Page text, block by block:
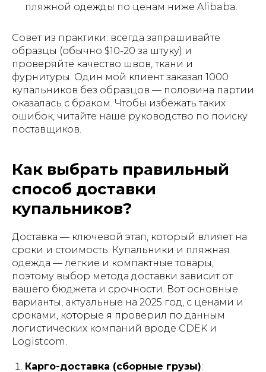
пляжной одежды по ценам ниже Alibaba.
Совет из практики: всегда запрашивайте
образцы (обычно $10-20 за штуку) и
проверяйте качество швов, ткани и
фурнитуры. Один мой клиент заказал 1000
купальников без образцов — половина партии
оказалась с браком. Чтобы избежать таких
ошибок, читайте наше руководство по поиску
поставщиков.
Как выбрать правильный
способ доставки
купальников?
Доставка — ключевой этап, который влияет на
сроки и стоимость. Купальники и пляжная
одежда — легкие и компактные товары,
поэтому выбор метода доставки зависит от
вашего бюджета и срочности. Вот основные
варианты, актуальные на 2025 год, с ценами и
сроками, которые я проверил по данным
логистических компаний вроде CDEK и
Logistcom.
Карго-доставка (сборные грузы):